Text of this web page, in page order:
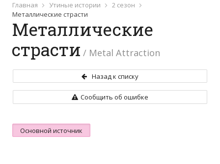
Главная Утиные истории
2 сезон
Металлические страсти
Металлические
страсти / Metal Attraction
Назад к списку
Сообщить об ошибке
Основной источник